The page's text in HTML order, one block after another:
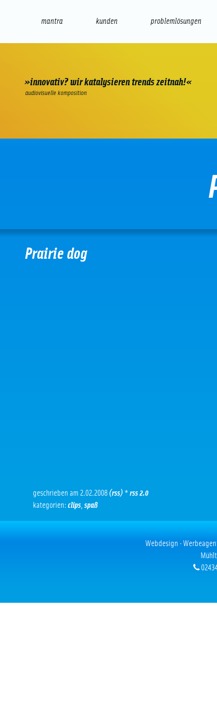
mantra kunden problemlösungen
»innovativ? wir katalysieren trends zeitnah!«
audiovisuelle komposition
Prairie dog
geschrieben am 2.02.2008 (rss) * rss 2.0
kategorien: clips spaß
Webdesign ·